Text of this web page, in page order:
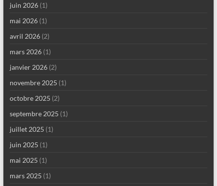
juin 2026(1)
mai 2026(1)
avril 2026(2)
mars 2026(1)
janvier 2026(2)
novembre 2025 (1)
octobre 2025 (2)
septembre 2025 (1)
juillet 2025 (1)
juin 2025 (1)
mai 2025 (1)
mars 2025 (1)